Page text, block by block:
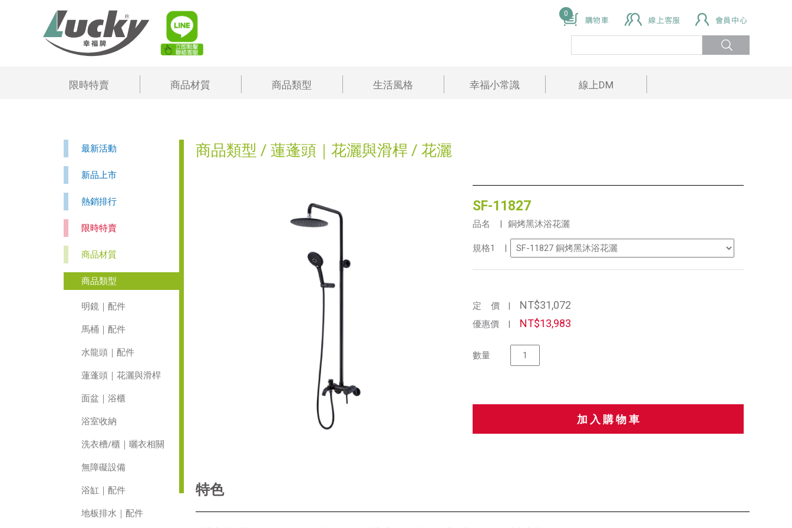
0
限時特賣 商品材質 商品類型 生活風格 幸福小常識 線上DM
最新活動
新品上市
熱銷排行
限時特賣
商品材質
商品類型
明鏡｜配件
馬桶｜配件
水龍頭｜配件
蓮蓬頭｜花灑與滑桿
面盆｜浴櫃
浴室收納
洗衣槽/櫃｜曬衣相關
無障礙設備
浴缸｜配件
地板排水｜配件
商品類型 / 蓮蓬頭｜花灑與滑桿 / 花灑
SF-11827
品名 | 銅烤黑沐浴花灑
規格1 |
定 價 | NT$31,072
優惠價 | NT$13,983
數量
特色